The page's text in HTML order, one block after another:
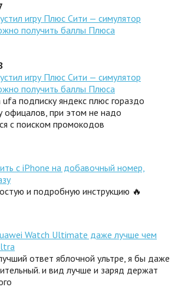
игру Плюс Сити — симулятор
получить баллы Плюса
игру Плюс Сити — симулятор
получить баллы Плюса
ufa подписку яндекс плюс гораздо
офицалов, при этом не надо
с поиском промокодов
с iPhone на добавочный номер,
и подробную инструкцию 🔥
Watch Ultimate даже лучше чем
ответ яблочной ультре, я бы даже
и вид лучше и заряд держат